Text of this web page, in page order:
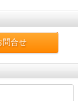
問合せ